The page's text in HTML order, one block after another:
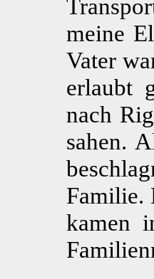
meine
Vater
erlaubt
nach
sahen.
Familie.
kamen